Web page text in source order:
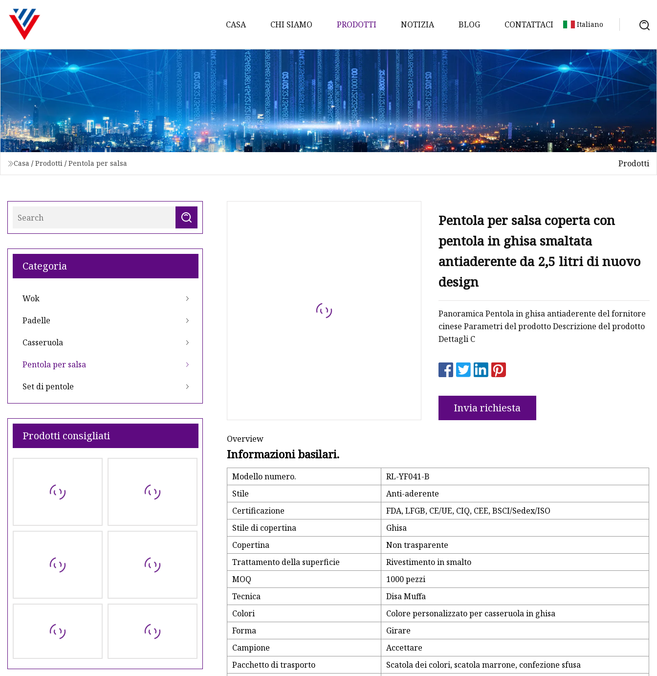
CASA CHI SIAMO PRODOTTI
Wok
Padelle
Casseruola
Pentola per salsa
Set di pentole
NOTIZIA BLOG CONTATTACI Italiano
Casa / Prodotti / Pentola per salsa Prodotti
Categoria
Wok
Padelle
Casseruola
Pentola per salsa
Set di pentole
Prodotti consigliati
Pentola per salsa coperta con
pentola in ghisa smaltata
antiaderente da 2,5 litri di nuovo
design
Panoramica Pentola in ghisa antiaderente del fornitore
cinese Parametri del prodotto Descrizione del prodotto
Dettagli C
Invia richiesta
Overview
Informazioni basilari.
Modello numero.
RL-YF041-B
Stile
Anti-aderente
Certificazione
FDA, LFGB, CE/UE, CIQ, CEE, BSCI/Sedex/ISO
Stile di copertina
Ghisa
Copertina
Non trasparente
Trattamento della superficie
Rivestimento in smalto
MOQ
1000 pezzi
Tecnica
Disa Muffa
Colori
Colore personalizzato per casseruola in ghisa
Forma
Girare
Campione
Accettare
Pacchetto di trasporto
Scatola dei colori, scatola marrone, confezione sfusa